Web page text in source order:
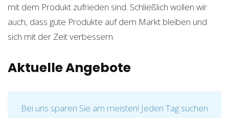
mit dem Produkt zufrieden sind. Schließlich wollen wir
auch, dass gute Produkte auf dem Markt bleiben und
sich mit der Zeit verbessern.
Aktuelle Angebote
Bei uns sparen Sie am meisten! Jeden Tag suchen